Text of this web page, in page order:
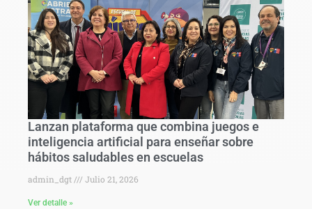
Lanzan plataforma que combina juegos e
inteligencia artificial para enseñar sobre
hábitos saludables en escuelas
admin_dgt Julio 21, 2026
Ver detalle »